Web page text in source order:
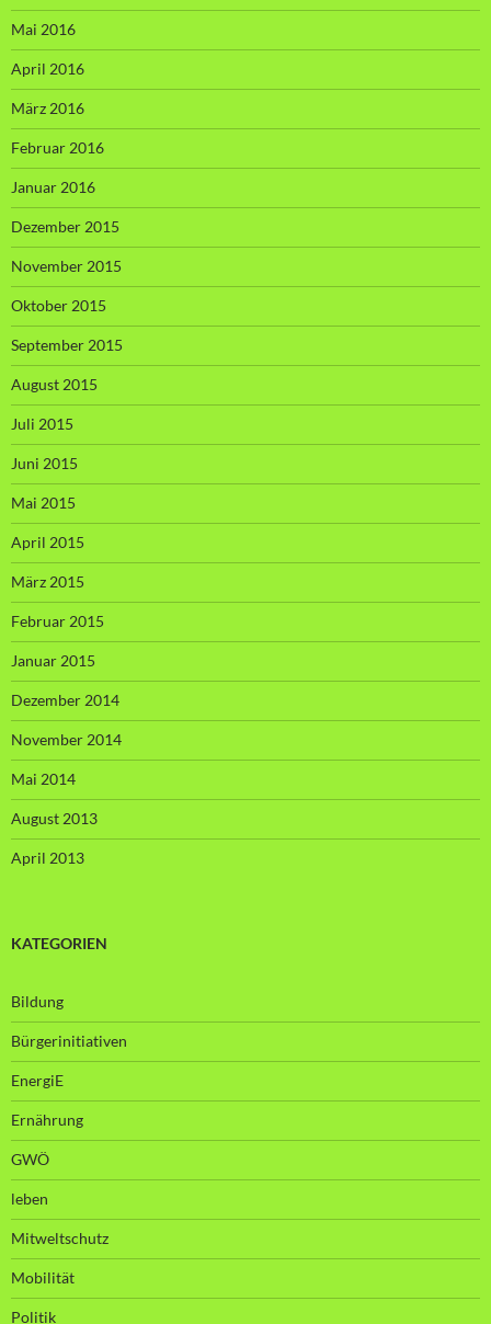
Mai 2016
April 2016
März 2016
Februar 2016
Januar 2016
Dezember 2015
November 2015
Oktober 2015
September 2015
August 2015
Juli 2015
Juni 2015
Mai 2015
April 2015
März 2015
Februar 2015
Januar 2015
Dezember 2014
November 2014
Mai 2014
August 2013
April 2013
KATEGORIEN
Bildung
Bürgerinitiativen
EnergiE
Ernährung
GWÖ
leben
Mitweltschutz
Mobilität
Politik